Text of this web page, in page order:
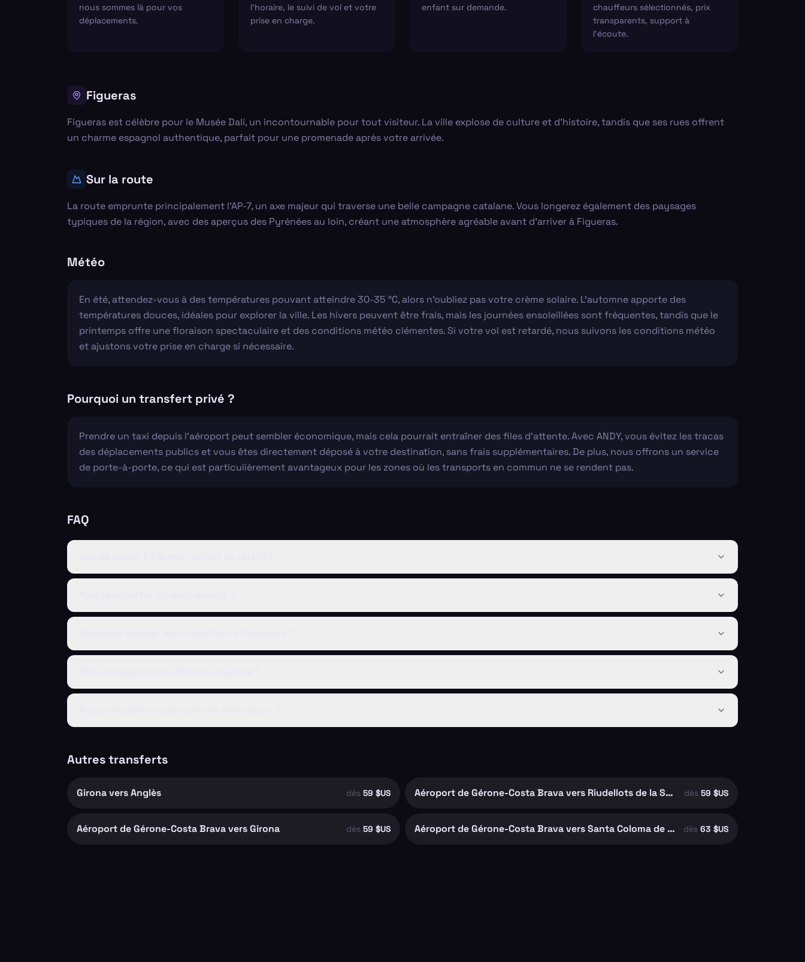
nous sommes là pour vos
déplacements.
l'horaire, le suivi de vol et votre
prise en charge.
enfant sur demande.
chauffeurs sélectionnés, prix
transparents, support à
l'écoute.
Figueras
Figueras est célèbre pour le Musée Dalí, un incontournable pour tout visiteur. La ville explose de culture et d'histoire, tandis que ses rues offrent
un charme espagnol authentique, parfait pour une promenade après votre arrivée.
Sur la route
La route emprunte principalement l'AP-7, un axe majeur qui traverse une belle campagne catalane. Vous longerez également des paysages
typiques de la région, avec des aperçus des Pyrénées au loin, créant une atmosphère agréable avant d'arriver à Figueras.
Météo
En été, attendez-vous à des températures pouvant atteindre 30-35 °C, alors n'oubliez pas votre crème solaire. L'automne apporte des
températures douces, idéales pour explorer la ville. Les hivers peuvent être frais, mais les journées ensoleillées sont fréquentes, tandis que le
printemps offre une floraison spectaculaire et des conditions météo clémentes. Si votre vol est retardé, nous suivons les conditions météo
et ajustons votre prise en charge si nécessaire.
Pourquoi un transfert privé ?
Prendre un taxi depuis l'aéroport peut sembler économique, mais cela pourrait entraîner des files d'attente. Avec ANDY, vous évitez les tracas
des déplacements publics et vous êtes directement déposé à votre destination, sans frais supplémentaires. De plus, nous offrons un service
de porte-à-porte, ce qui est particulièrement avantageux pour les zones où les transports en commun ne se rendent pas.
FAQ
Autres transferts
Girona vers Anglès dès 59 $US Aéroport de Gérone-Costa Brava vers Riudellots de la Selva dès 59 $US
Aéroport de Gérone-Costa Brava vers Girona dès 59 $US Aéroport de Gérone-Costa Brava vers Santa Coloma de Farners dès 63 $US